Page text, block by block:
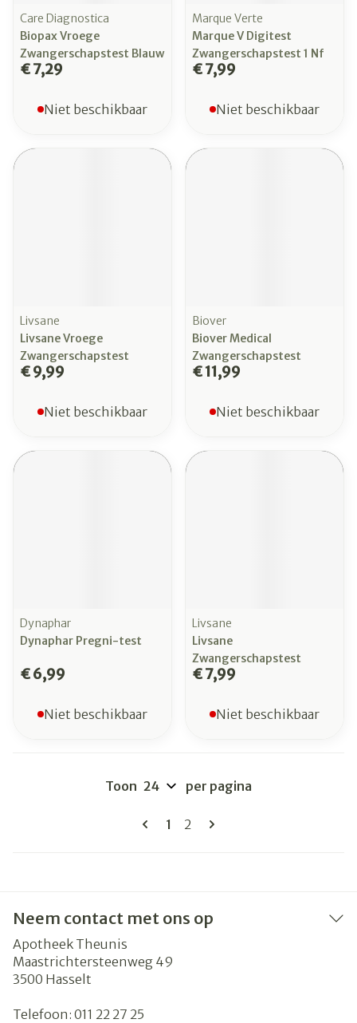
Care Diagnostica
Biopax Vroege
Zwangerschapstest Blauw
€ 7,29
Niet beschikbaar
Marque Verte
Marque V Digitest
Zwangerschapstest 1 Nf
€ 7,99
Niet beschikbaar
Livsane
Livsane Vroege
Zwangerschapstest
€ 9,99
Niet beschikbaar
Biover
Biover Medical
Zwangerschapstest
€ 11,99
Niet beschikbaar
Dynaphar
Dynaphar Pregni-test
€ 6,99
Niet beschikbaar
Livsane
Livsane
Zwangerschapstest
€ 7,99
Niet beschikbaar
Pagina's
U lees momenteel pagina
1 Pagina
2
Toon per pagina
Neem contact met ons op
Apotheek Theunis
Maastrichtersteenweg 49
3500 Hasselt
Telefoon: 011 22 27 25